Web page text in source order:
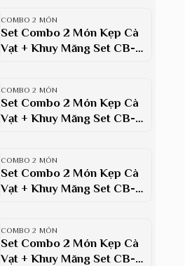
COMBO 2 MÓN
Set Combo 2 Món Kẹp Cà
Vạt + Khuy Măng Set CB-
COMBO 2 MÓN
Set Combo 2 Món Kẹp Cà
Vạt + Khuy Măng Set CB-
COMBO 2 MÓN
Set Combo 2 Món Kẹp Cà
Vạt + Khuy Măng Set CB-
COMBO 2 MÓN
Set Combo 2 Món Kẹp Cà
Vạt + Khuy Măng Set CB-